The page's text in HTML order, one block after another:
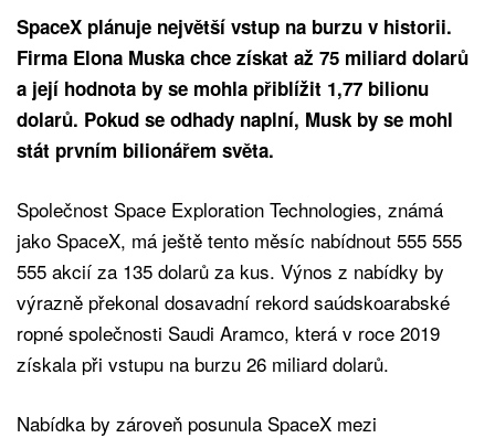
SpaceX plánuje největší vstup na burzu v historii.
Firma Elona Muska chce získat až 75 miliard dolarů
a její hodnota by se mohla přiblížit 1,77 bilionu
dolarů. Pokud se odhady naplní, Musk by se mohl
stát prvním bilionářem světa.
Společnost Space Exploration Technologies, známá
jako SpaceX, má ještě tento měsíc nabídnout 555 555
555 akcií za 135 dolarů za kus. Výnos z nabídky by
výrazně překonal dosavadní rekord saúdskoarabské
ropné společnosti Saudi Aramco, která v roce 2019
získala při vstupu na burzu 26 miliard dolarů.
Nabídka by zároveň posunula SpaceX mezi